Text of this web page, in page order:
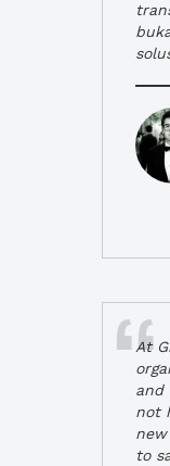
At
and
not
new
to